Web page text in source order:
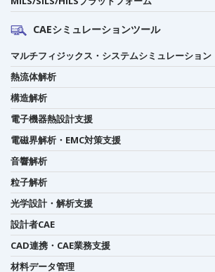
CAEシミュレーションツール
マルチフィジックス・システムシミュレーション
熱流体解析
構造解析
電子機器熱設計支援
電磁界解析・EMC対策支援
音響解析
粒子解析
光学設計・解析支援
設計者CAE
CAD連携・CAE業務支援
材料データ管理